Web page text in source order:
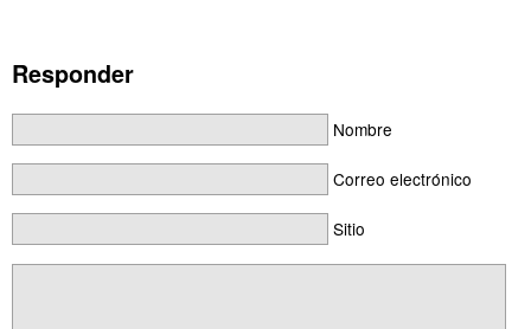
Responder
Nombre
Correo electrónico
Sitio